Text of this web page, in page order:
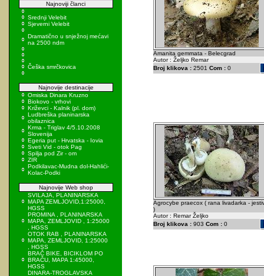
Najnoviji članci
Srednji Velebit
Sjeverni Velebit
Dramatično u snježnoj mećavi
na 2500 ndm
Češka smrčkovica
Najnovije destinacije
Omiska Dinara Kruzno
Biokovo - vrhovi
Križevci - Kalnik (pl. dom)
Ludbreška planinarska
obilaznica
Krma - Triglav 4/5.10.2008
Slovenija
Egeria put - Hrvatska - Iovia
Sveti Vid - otok Pag
Spilja pod Zir - om
ZIR
Podkilavac-Mudna dol-Hahlići-
Kolac-Podki
Najnovije Web shop
SVILAJA, PLANINARSKA
MAPA ZEMLJOVID,1:25000,
HGSS
PROMINA , PLANINARSKA
MAPA, ZEMLJOVID , 1:25000
, HGSS
OTOK RAB , PLANINARSKA
MAPA, ZEMLJOVID, 1:25000
, HGSS
BRAČ BIKE, BICIKLOM PO
BRAČU, MAPA 1:45000,
HGSS
DINARA-TROGLAVSKA
Amanita gemmata - Belecgrad
Autor : Željko Remar
Broj klikova :2501 Com :0
Agrocybe praecox ( rana livadarka -
)
Autor : Remar Željko
Broj klikova :903 Com :0